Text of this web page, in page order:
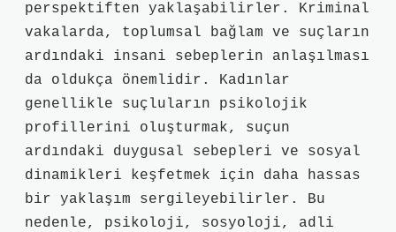
perspektiften yaklaşabilirler. Kriminal
vakalarda, toplumsal bağlam ve suçların
ardındaki insani sebeplerin anlaşılması
da oldukça önemlidir. Kadınlar
genellikle suçluların psikolojik
profillerini oluşturmak, suçun
ardındaki duygusal sebepleri ve sosyal
dinamikleri keşfetmek için daha hassas
bir yaklaşım sergileyebilirler. Bu
nedenle, psikoloji, sosyoloji, adli